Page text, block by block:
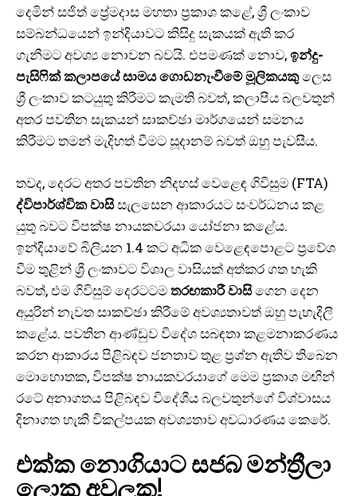
දෙමින් සජිත් ප්‍රේමදාස මහතා ප්‍රකාශ කළේ, ශ්‍රී ලංකාව
සම්බන්ධයෙන් ඉන්දියාවට කිසිදු සැකයක් ඇති කර
ගැනීමට අවශ්‍ය නොවන බවයි. එපමණක් නොව,ඉන්දු-
පැසිෆික් කලාපයේ සාමය ගොඩනැංවීමේ මූලිකයකුලෙස
ශ්‍රී ලංකාව කටයුතු කිරීමට කැමති බවත්, කලාපීය බලවතුන්
අතර පවතින සැකයන් සාකච්ඡා මාර්ගයෙන් සමනය
කිරීමට තමන් මැදිහත් වීමට සූදානම් බවත් ඔහු පැවසීය.
තවද, දෙරට අතර පවතින නිදහස් වෙළෙඳ ගිවිසුම (FTA)
ද්විපාර්ශ්වික වාසිසැලසෙන ආකාරයට සංවර්ධනය කළ
යුතු බවට විපක්ෂ නායකවරයා යෝජනා කළේය.
ඉන්දියාවේ බිලියන 1.4 කට අධික වෙළෙඳපොළට ප්‍රවේශ
වීම තුළින් ශ්‍රී ලංකාවට විශාල වාසියක් අත්කර ගත හැකි
බවත්, එම ගිවිසුම් දෙරටටමතරඟකාරී වාසිගෙන දෙන
අයුරින් නැවත සාකච්ඡා කිරීමේ අවශ්‍යතාවත් ඔහු පැහැදිලි
කළේය. පවතින ආණ්ඩුව විදේශ සබඳතා කළමනාකරණය
කරන ආකාරය පිළිබඳව ජනතාව තුළ ප්‍රශ්න ඇතිව තිබෙන
මොහොතක, විපක්ෂ නායකවරයාගේ මෙම ප්‍රකාශ මඟින්
රටේ අනාගතය පිළිබඳව විදේශීය බලවතුන්ගේ විශ්වාසය
දිනාගත හැකි විකල්පයක අවශ්‍යතාව අවධාරණය කෙරේ.
එක්ක නොගියාට සජබ මන්ත්‍රීලා
ලොකු අවුලක!